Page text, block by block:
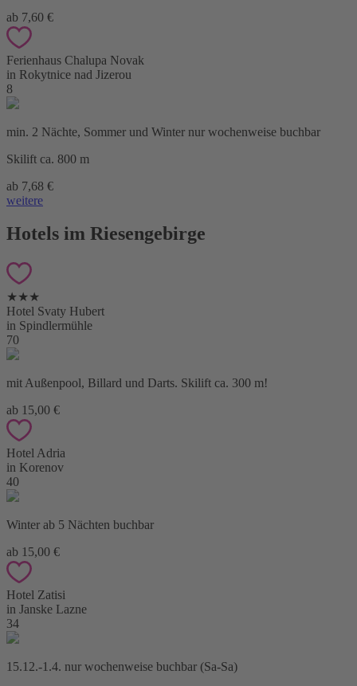
ab 7,60 €
Ferienhaus Chalupa Novak
in Rokytnice nad Jizerou
8
min. 2 Nächte, Sommer und Winter nur wochenweise buchbar
Skilift ca. 800 m
ab 7,68 €
weitere
Hotels im Riesengebirge
★★★
Hotel Svaty Hubert
in Spindlermühle
70
mit Außenpool, Billard und Darts. Skilift ca. 300 m!
ab 15,00 €
Hotel Adria
in Korenov
40
Winter ab 5 Nächten buchbar
ab 15,00 €
Hotel Zatisi
in Janske Lazne
34
15.12.-1.4. nur wochenweise buchbar (Sa-Sa)